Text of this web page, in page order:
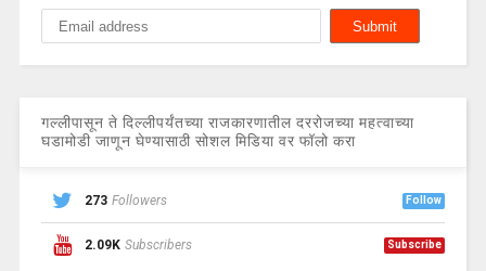
गल्लीपासून ते दिल्लीपर्यंतच्या राजकारणातील दररोजच्या महत्वाच्या
घडामोडी जाणून घेण्यासाठी सोशल मिडिया वर फॉलो करा
273 Followers Follow
2.09K Subscribers Subscribe